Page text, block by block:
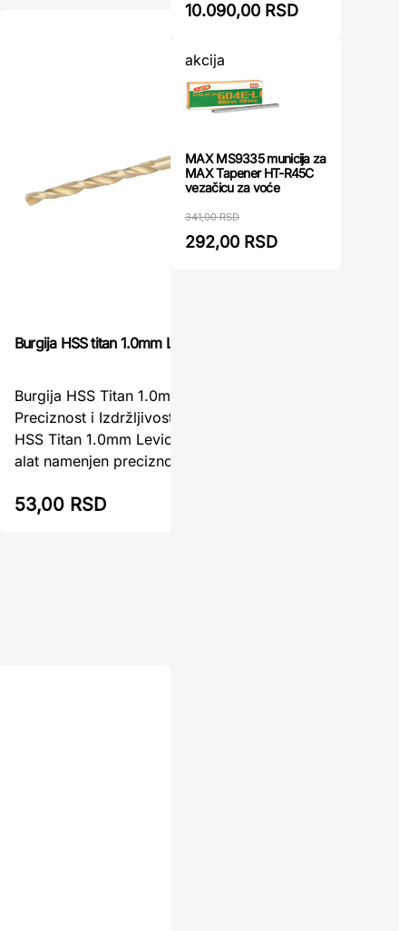
Burgija HSS titan 1.0mm Levior
Burgija HSS Titan 1.0mm Levior -
Preciznost i Izdržljivost za MetalBurgija
HSS Titan 1.0mm Levior je specijalizovan
alat namenjen preciznom bušenju me ...
53,00 RSD
10.090,00 RSD
akcija
MAX MS9335 municija za
MAX Tapener HT-R45C
vezačicu za voće
341,00 RSD
292,00 RSD